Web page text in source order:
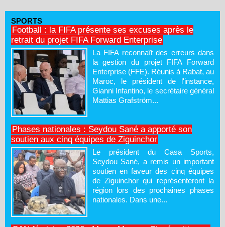
SPORTS
Football : la FIFA présente ses excuses après le
retrait du projet FIFA Forward Enterprise
La FIFA reconnaît des erreurs dans
la gestion du projet FIFA Forward
Enterprise (FFE). Réunis à Rabat, au
Maroc, le président de l'instance,
Gianni Infantino, le secrétaire général
Mattias Grafström...
Phases nationales : Seydou Sané a apporté son
soutien aux cinq équipes de Ziguinchor
Le président du Casa Sports,
Seydou Sané, a remis un important
soutien en faveur des cinq équipes
de Ziguinchor qui représenteront la
région lors des prochaines phases
nationales. Dans une...